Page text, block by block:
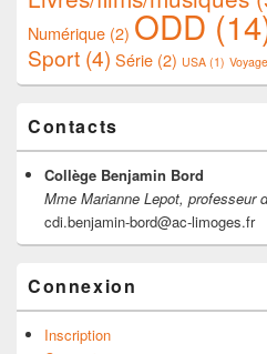
Numérique (2) ODD
Sport (4) Série (2) USA (1)
Contacts
Collège Benjamin Bord
Mme Marianne Lepot, professeur
cdi.benjamin-bord@ac-limoges.fr
Connexion
Inscription